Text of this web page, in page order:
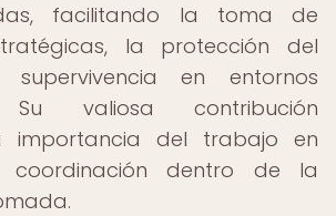
facilitando la toma de
la protección del
en entornos
Su valiosa contribución
importancia del trabajo en
dentro de la